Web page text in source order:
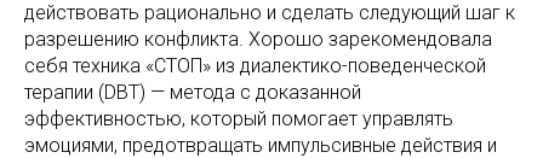
действовать рационально и сделать следующий шаг к
разрешению конфликта. Хорошо зарекомендовала
себя техника «СТОП» из диалектико-поведенческой
терапии (DBT) — метода с доказанной
эффективностью, который помогает управлять
эмоциями, предотвращать импульсивные действия и